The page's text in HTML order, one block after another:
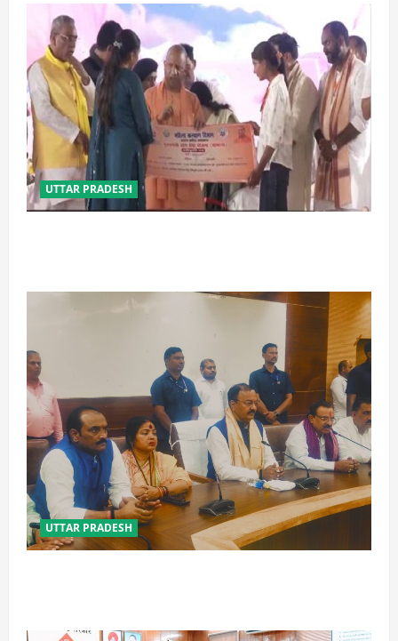
UTTAR PRADESH
UTTAR PRADESH